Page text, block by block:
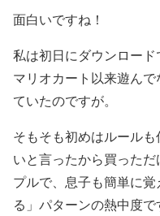
面白いですね！
私は初日にダウンロー
マリオカート以来遊ん
ていたのですが。
そもそも初めはルール
いと言ったから買った
プルで、息子も簡単に
る」パターンの熱中度で